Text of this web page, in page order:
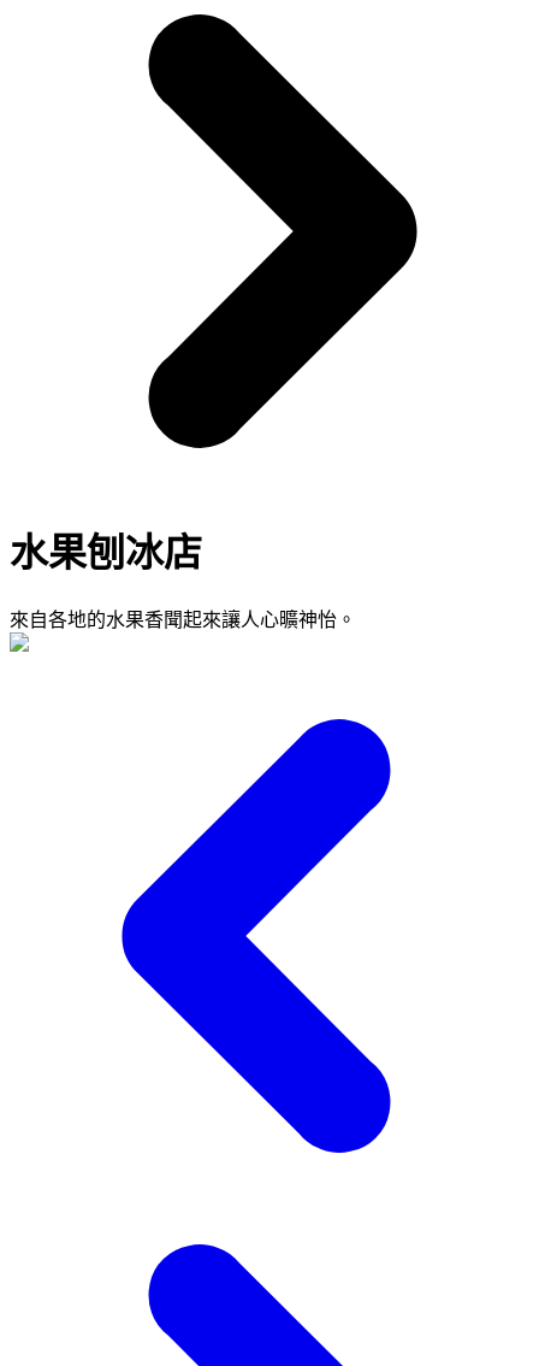
水果刨冰店
來自各地的水果香聞起來讓人心曠神怡。